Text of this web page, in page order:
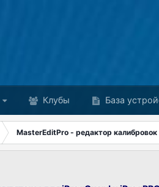
Клубы База
MasterEditPro - редактор